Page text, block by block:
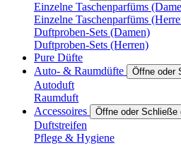
Einzelne Taschenparfüms
Einzelne Taschenparfüms
Duftproben-Sets (Damen)
Duftproben-Sets (Herren)
Pure Düfte
Auto- & Raumdüfte
Öffne oder
Autoduft
Raumduft
Accessoires
Öffne oder Schließe
Duftstreifen
Pflege & Hygiene